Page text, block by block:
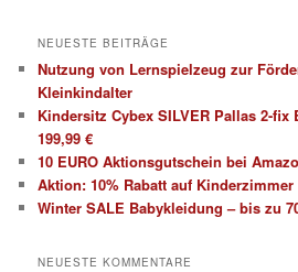
NEUESTE BEITRÄGE
Nutzung von Lernspielzeug zur
Kleinkindalter
Kindersitz Cybex SILVER Pallas 2-
199,99 €
10 EURO Aktionsgutschein bei
Aktion: 10% Rabatt auf
Winter SALE Babykleidung – bis zu
NEUESTE KOMMENTARE